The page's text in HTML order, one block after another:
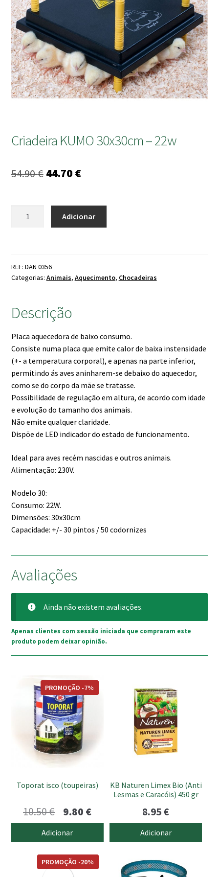
Criadeira KUMO 30x30cm – 22w
54.90€ O
original
era:
44.70 €O
atual
é:
-
Adicionar
REF: DAN 0356
Categorias: Animais, Aquecimento, Chocadeiras
Descrição
Placa aquecedora de baixo consumo.
Consiste numa placa que emite calor de baixa instensidade
(+- a temperatura corporal), e apenas na parte inferior,
permitindo ás aves aninharem-se debaixo do aquecedor,
como se do corpo da mãe se tratasse.
Possibilidade de regulação em altura, de acordo com idade
e evolução do tamanho dos animais.
Não emite qualquer claridade.
Dispõe de LED indicador do estado de funcionamento.
Ideal para aves recém nascidas e outros animais.
Alimentação: 230V.
Modelo 30:
Consumo: 22W.
Dimensões: 30x30cm
Capacidade: +/- 30 pintos / 50 codornizes
Avaliações
Ainda não existem avaliações.
Apenas clientes com sessão iniciada que compraram este
produto podem deixar opinião.
Toporat isco (toupeiras)
PROMOÇÃO -7%
10.50€
O
preço
original
era:
9.80 €O
preço
atual
é:
Adicionar
KB Naturen Limex Bio (Anti
Lesmas e Caracóis) 450 gr
8.95€
Adicionar
PROMOÇÃO -20%
product